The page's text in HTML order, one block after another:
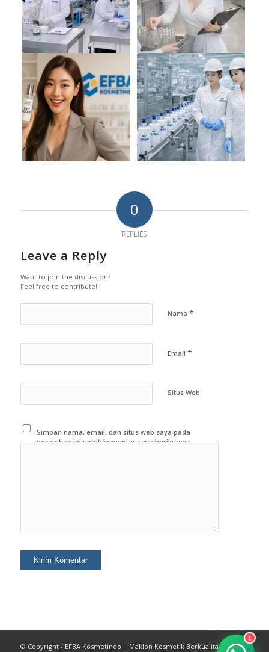
0
REPLIES
Leave a Reply
Want to join the discussion?
Feel free to contribute!
Nama *
Email *
Situs Web
Simpan nama, email, dan situs web saya pada
peramban ini untuk komentar saya berikutnya.
© Copyright - EFBA Kosmetindo | Maklon Kosmetik Berkualitas
1